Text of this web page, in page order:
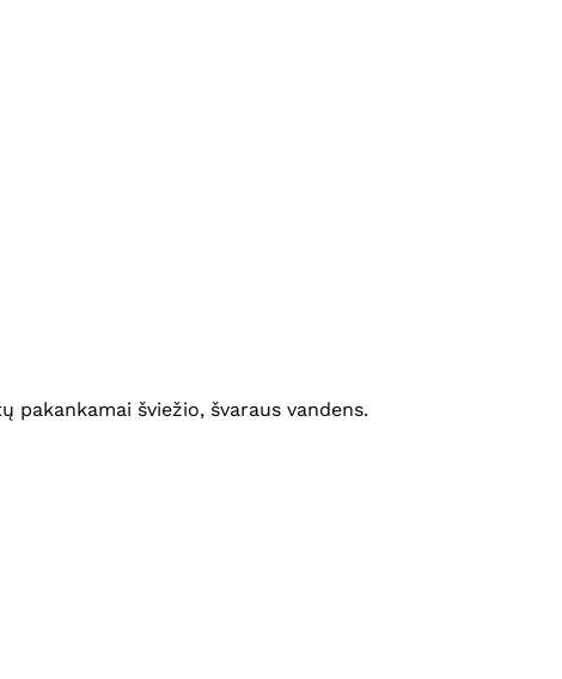
šviežio, švaraus vandens.